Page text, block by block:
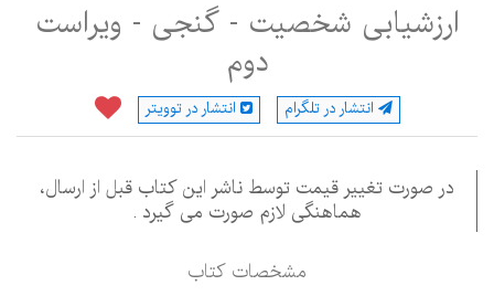
ارزشیابی شخصیت - گنجی - ویراست
دوم
انتشار در تلگرام انتشار در توویتر
در صورت تغییر قیمت توسط ناشر این کتاب قبل از ارسال،
هماهنگی لازم صورت می گیرد .
مشخصات كتاب